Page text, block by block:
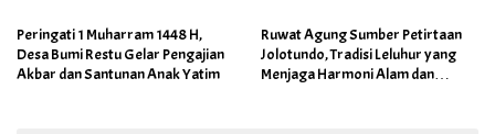
Peringati 1 Muharram 1448 H,
Desa Bumi Restu Gelar Pengajian
Akbar dan Santunan Anak Yatim
Ruwat Agung Sumber Petirtaan
Jolotundo, Tradisi Leluhur yang
Menjaga Harmoni Alam dan